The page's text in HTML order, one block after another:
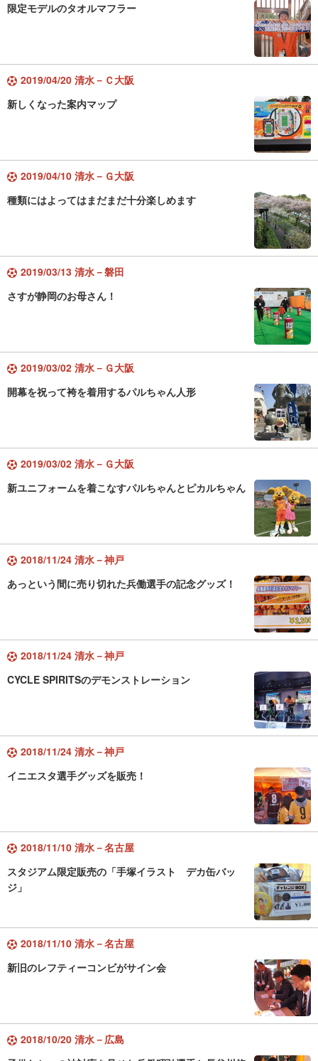
限定モデルのタオルマフラー
2019/04/20 清水－Ｃ大阪
新しくなった案内マップ
2019/04/10 清水－Ｇ大阪
種類にはよってはまだまだ十分楽しめます
2019/03/13 清水－磐田
さすが静岡のお母さん！
2019/03/02 清水－Ｇ大阪
開幕を祝って袴を着用するパルちゃん人形
2019/03/02 清水－Ｇ大阪
新ユニフォームを着こなすパルちゃんとピカルちゃん
2018/11/24 清水－神戸
あっという間に売り切れた兵働選手の記念グッズ！
2018/11/24 清水－神戸
CYCLE SPIRITSのデモンストレーション
2018/11/24 清水－神戸
イニエスタ選手グッズを販売！
2018/11/10 清水－名古屋
スタジアム限定販売の「手塚イラスト デカ缶バッ
ジ」
2018/11/10 清水－名古屋
新旧のレフティーコンビがサイン会
2018/10/20 清水－広島